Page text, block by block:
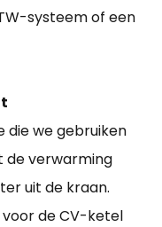
systeem of een
die we gebruiken
de verwarming
uit de kraan.
de CV-ketel